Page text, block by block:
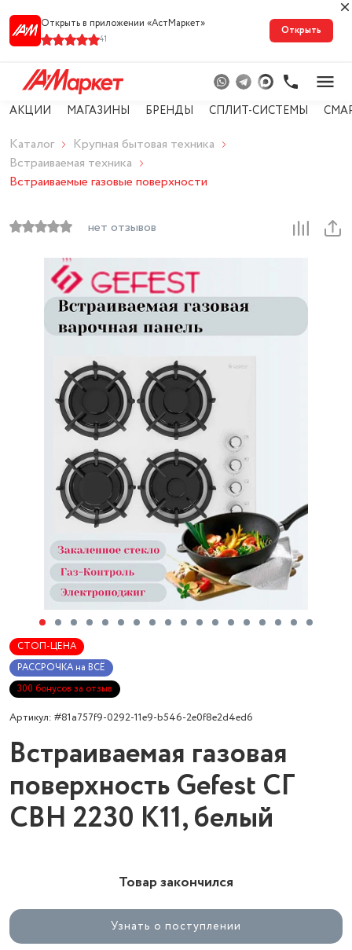
Открыть в приложении «АстМарке‪т‬»
41
Открыть
АКЦИИ МАГАЗИНЫ БРЕНДЫ СПЛИТ-СИСТЕМЫ
Каталог
Крупная бытовая техника
Встраиваемая техника
Встраиваемые газовые поверхности
нет отзывов
СТОП-ЦЕНА
РАССРОЧКА на ВСЁ
300 бонусов за отзыв
Артикул: #81a757f9-0292-11e9-b546-2e0f8e2d4ed6
Встраиваемая газовая
поверхность Gefest СГ
СВН 2230 К11, белый
Товар закончился
Узнать о поступлении